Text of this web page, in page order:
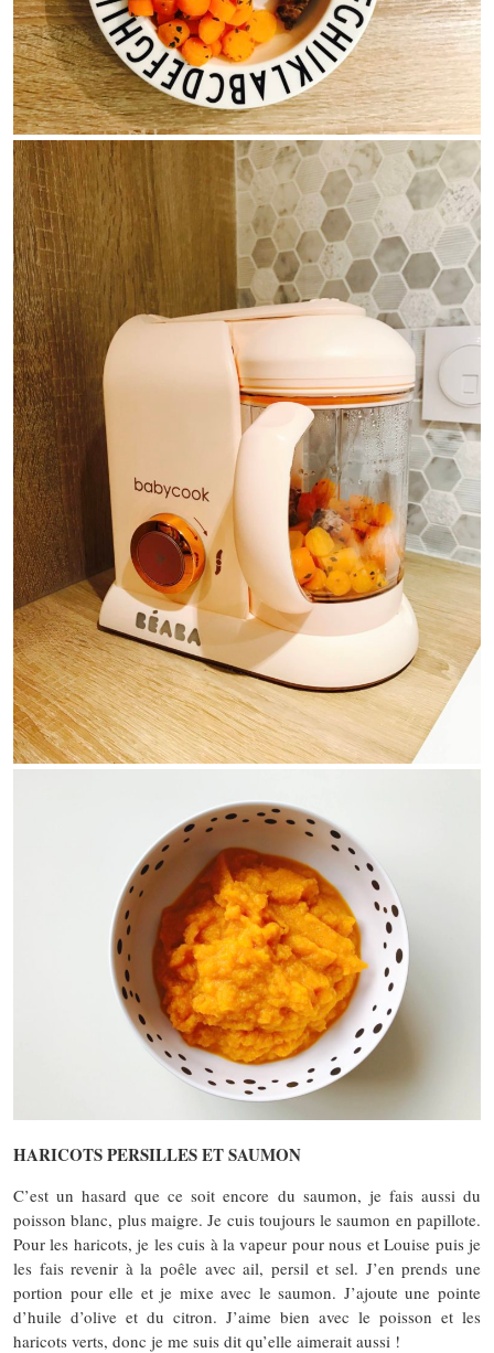
HARICOTS PERSILLES ET SAUMON
C’est un hasard que ce soit encore du saumon, je fais aussi du
poisson blanc, plus maigre. Je cuis toujours le saumon en papillote.
Pour les haricots, je les cuis à la vapeur pour nous et Louise puis je
les fais revenir à la poêle avec ail, persil et sel. J’en prends une
portion pour elle et je mixe avec le saumon. J’ajoute une pointe
d’huile d’olive et du citron. J’aime bien avec le poisson et les
haricots verts, donc je me suis dit qu’elle aimerait aussi !